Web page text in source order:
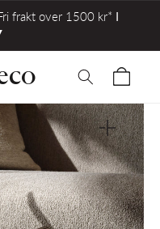
frakt over 1500 kr* ⅼ
Åpne
medie
1
i